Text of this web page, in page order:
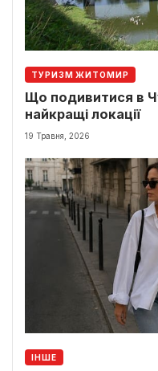
ТУРИЗМ ЖИТОМИР
Що подивитися в
найкращі локації
19 Травня, 2026
ІНШЕ